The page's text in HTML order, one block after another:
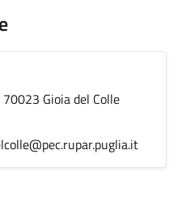
Gioia del Colle